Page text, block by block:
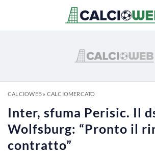
CALCIOWEB» CALCIOMERCATO
Inter, sfuma Perisic. Il
Wolfsburg: “Pronto il
contratto”